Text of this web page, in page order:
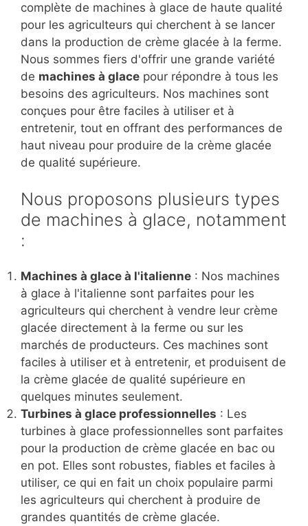
complète de machines à glace de haute qualité
pour les agriculteurs qui cherchent à se lancer
dans la production de crème glacée à la ferme.
Nous sommes fiers d'offrir une grande variété
de machines à glace pour répondre à tous les
besoins des agriculteurs. Nos machines sont
conçues pour être faciles à utiliser et à
entretenir, tout en offrant des performances de
haut niveau pour produire de la crème glacée
de qualité supérieure.
Nous proposons plusieurs types
de machines à glace, notamment
:
Machines à glace à l'italienne : Nos machines
à glace à l'italienne sont parfaites pour les
agriculteurs qui cherchent à vendre leur crème
glacée directement à la ferme ou sur les
marchés de producteurs. Ces machines sont
faciles à utiliser et à entretenir, et produisent de
la crème glacée de qualité supérieure en
quelques minutes seulement.
Turbines à glace professionnelles : Les
turbines à glace professionnelles sont parfaites
pour la production de crème glacée en bac ou
en pot. Elles sont robustes, fiables et faciles à
utiliser, ce qui en fait un choix populaire parmi
les agriculteurs qui cherchent à produire de
grandes quantités de crème glacée.